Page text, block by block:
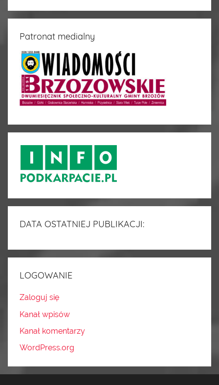
Patronat medialny
DATA OSTATNIEJ PUBLIKACJI:
LOGOWANIE
Zaloguj się
Kanał wpisów
Kanał komentarzy
WordPress.org